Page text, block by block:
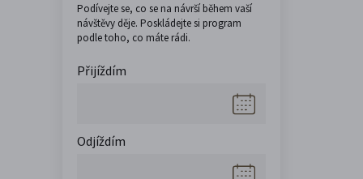
Podívejte se, co se na návrší během vaší
návštěvy děje. Poskládejte si program
podle toho, co máte rádi.
Přijíždím
Odjíždím